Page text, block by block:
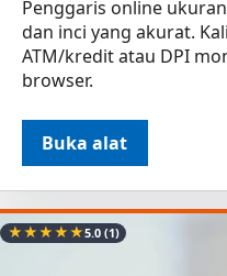
Penggaris online
dan inci yang akurat.
ATM/kredit atau DPI
browser.
Buka alat
★★★★★5.0(1)